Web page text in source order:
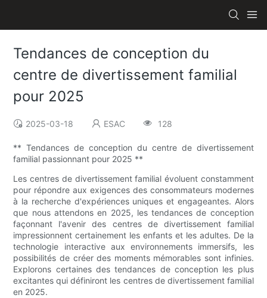
Tendances de conception du
centre de divertissement familial
pour 2025
2025-03-18 ESAC 128
** Tendances de conception du centre de divertissement
familial passionnant pour 2025 **
Les centres de divertissement familial évoluent constamment
pour répondre aux exigences des consommateurs modernes
à la recherche d'expériences uniques et engageantes. Alors
que nous attendons en 2025, les tendances de conception
façonnant l'avenir des centres de divertissement familial
impressionnent certainement les enfants et les adultes. De la
technologie interactive aux environnements immersifs, les
possibilités de créer des moments mémorables sont infinies.
Explorons certaines des tendances de conception les plus
excitantes qui définiront les centres de divertissement familial
en 2025.